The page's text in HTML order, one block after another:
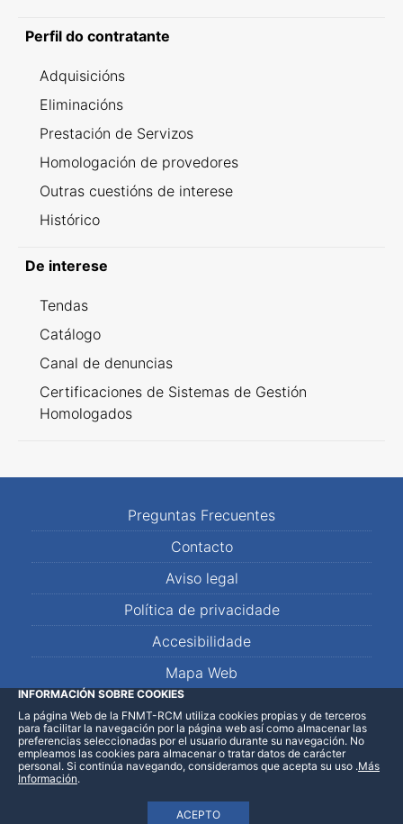
Perfil do contratante
Adquisicións
Eliminacións
Prestación de Servizos
Homologación de provedores
Outras cuestións de interese
Histórico
De interese
Tendas
Catálogo
Canal de denuncias
Certificaciones de Sistemas de Gestión
Homologados
Preguntas Frecuentes
Contacto
Aviso legal
Política de privacidade
Accesibilidade
Mapa Web
LinkedInFacebookWhatsApp
INFORMACIÓN SOBRE COOKIES
La página Web de la FNMT-RCM utiliza cookies propias y de terceros
para facilitar la navegación por la página web así como almacenar las
preferencias seleccionadas por el usuario durante su navegación. No
empleamos las cookies para almacenar o tratar datos de carácter
personal. Si continúa navegando, consideramos que acepta su uso
ACEPTO
.Más
Información.